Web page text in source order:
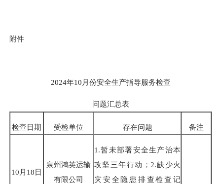
附件
2024年10月份安全生产指导服务检查
问题汇总表
检查日期 受检单位 存在问题 备注
10月18日
泉州鸿英运输
有限公司
1.暂未部署安全生产治本
攻坚三年行动；2.缺少火
灾安全隐患排查检查记